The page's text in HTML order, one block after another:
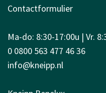
Contactformulier
Ma-do: 8:30-17:00u | Vr.
0 0800 563 477 46 36
info@kneipp.nl